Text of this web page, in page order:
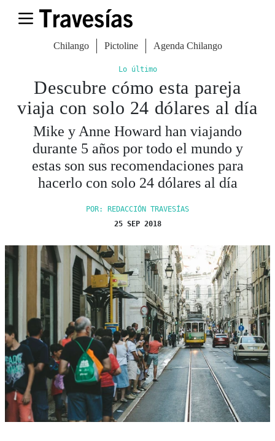
Chilango Pictoline Agenda Chilango
Lo último
Descubre cómo esta pareja
viaja con solo 24 dólares al día
Mike y Anne Howard han viajando
durante 5 años por todo el mundo y
estas son sus recomendaciones para
hacerlo con solo 24 dólares al día
POR: REDACCIÓN TRAVESÍAS
25 SEP 2018